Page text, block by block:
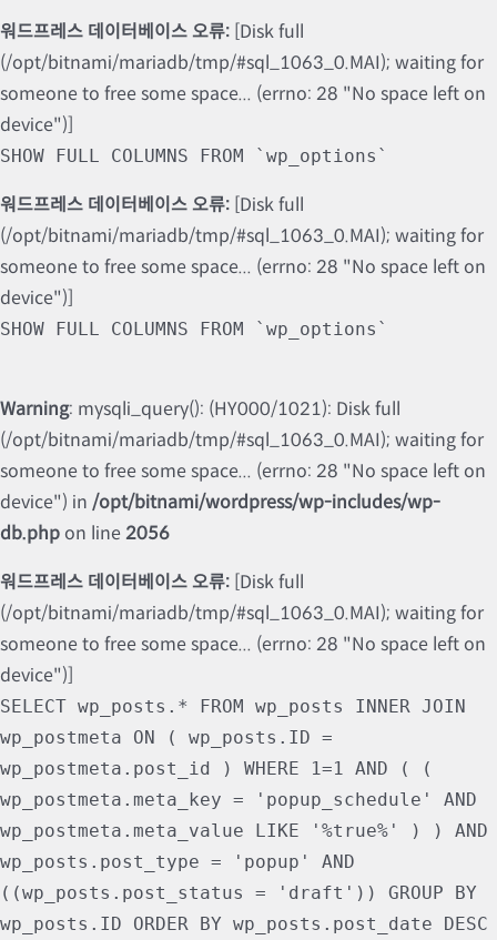
워드프레스 데이터베이스 오류: [Disk full
(/opt/bitnami/mariadb/tmp/#sql_1063_0.MAI); waiting for
someone to free some space... (errno: 28 "No space left on
device")]
SHOW FULL COLUMNS FROM `wp_options`
워드프레스 데이터베이스 오류: [Disk full
(/opt/bitnami/mariadb/tmp/#sql_1063_0.MAI); waiting for
someone to free some space... (errno: 28 "No space left on
device")]
SHOW FULL COLUMNS FROM `wp_options`
Warning: mysqli_query(): (HY000/1021): Disk full
(/opt/bitnami/mariadb/tmp/#sql_1063_0.MAI); waiting for
someone to free some space... (errno: 28 "No space left on
device") in /opt/bitnami/wordpress/wp-includes/wp-
db.php on line2056
워드프레스 데이터베이스 오류: [Disk full
(/opt/bitnami/mariadb/tmp/#sql_1063_0.MAI); waiting for
someone to free some space... (errno: 28 "No space left on
device")]
SELECT wp_posts.* FROM wp_posts INNER JOIN
wp_postmeta ON ( wp_posts.ID =
wp_postmeta.post_id ) WHERE 1=1 AND ( (
wp_postmeta.meta_key = 'popup_schedule' AND
wp_postmeta.meta_value LIKE '%true%' ) ) AND
wp_posts.post_type = 'popup' AND
((wp_posts.post_status = 'draft')) GROUP BY
wp_posts.ID ORDER BY wp_posts.post_date DESC